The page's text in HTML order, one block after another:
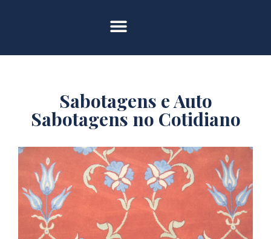
Sabotagens e Auto
Sabotagens no Cotidiano